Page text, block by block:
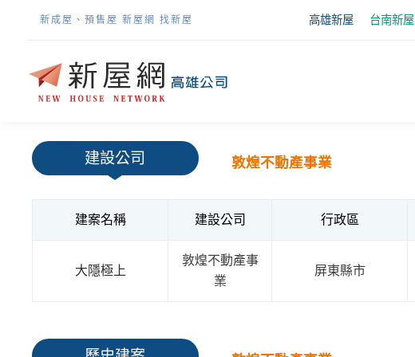
新成屋、預售屋 新屋網 找新屋 高雄新屋 台南新屋
建設公司 敦煌不動產事業
建案名稱 建設公司 行政區
大隱極上
敦煌不動產事
業
屏東縣市